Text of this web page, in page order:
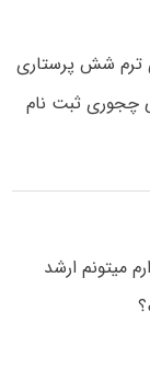
ترم شش پرستاری
چجوری ثبت نام
میتونم ارشد